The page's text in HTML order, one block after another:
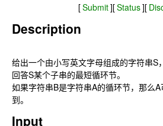
[Submit][Status][
Description
给出一个由小写英文字母组成的字符串S
回答S某个子串的最短循环节。
如果字符串B是字符串A的循环节，那么
到。
Input